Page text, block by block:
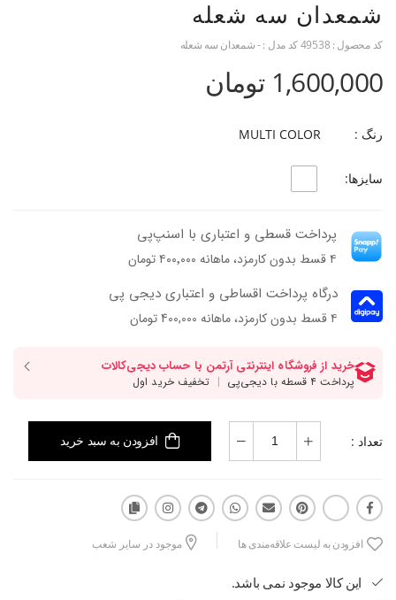
شمعدان سه شعله
کد محصول : 49538کد مدل :- شمعدان سه شعله
1,600,000 تومان
رنگ : MULTI COLOR
سایزها:
پرداخت قسطی و اعتباری با اسنپ‌پی
۴ قسط بدون کارمزد، ماهانه ۴۰۰٬۰۰۰ تومان
درگاه پرداخت اقساطی و اعتباری دیجی پی
۴ قسط بدون کارمزد، ماهانه 400,000 تومان
تعداد : افزودن به سبد خرید
افزودن به لیست علاقه‌مندی ها موجود در سایر شعب
این کالا موجود نمی باشد.